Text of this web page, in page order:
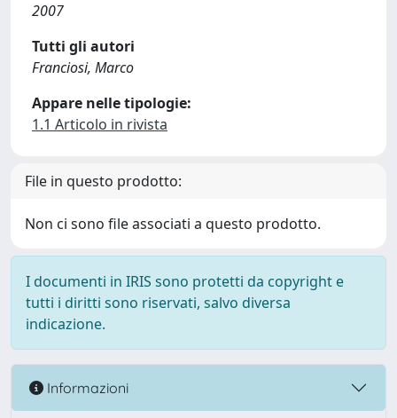
2007
Tutti gli autori
Franciosi, Marco
Appare nelle tipologie:
1.1 Articolo in rivista
File in questo prodotto:
Non ci sono file associati a questo prodotto.
I documenti in IRIS sono protetti da copyright e
tutti i diritti sono riservati, salvo diversa
indicazione.
Informazioni